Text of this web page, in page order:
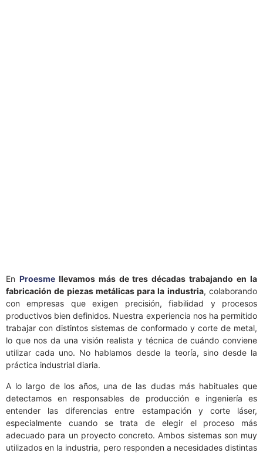
En Proesmellevamos más de tres décadas trabajando en la
fabricación de piezas metálicas para la industria, colaborando
con empresas que exigen precisión, fiabilidad y procesos
productivos bien definidos. Nuestra experiencia nos ha permitido
trabajar con distintos sistemas de conformado y corte de metal,
lo que nos da una visión realista y técnica de cuándo conviene
utilizar cada uno. No hablamos desde la teoría, sino desde la
práctica industrial diaria.
A lo largo de los años, una de las dudas más habituales que
detectamos en responsables de producción e ingeniería es
entender las diferencias entre estampación y corte láser,
especialmente cuando se trata de elegir el proceso más
adecuado para un proyecto concreto. Ambos sistemas son muy
utilizados en la industria, pero responden a necesidades distintas